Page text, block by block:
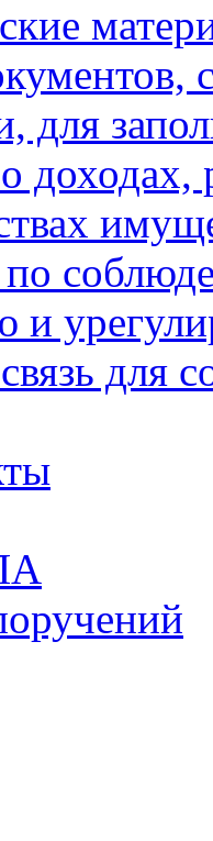
для
доходах,
и
для